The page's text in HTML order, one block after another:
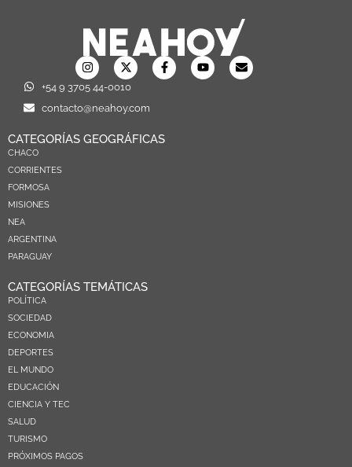
+54 9 3705 44-0010
contacto@neahoy.com
CATEGORÍAS GEOGRÁFICAS
CHACO
CORRIENTES
FORMOSA
MISIONES
NEA
ARGENTINA
PARAGUAY
CATEGORÍAS TEMÁTICAS
POLÍTICA
SOCIEDAD
ECONOMIA
DEPORTES
EL MUNDO
EDUCACIÓN
CIENCIA Y TEC
SALUD
TURISMO
PRÓXIMOS PAGOS